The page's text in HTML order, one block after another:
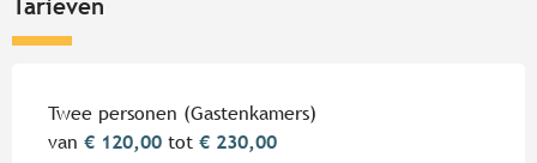
Tarieven
Tarieven 2026
Twee personen (Gastenkamers)
van € 120,00 tot € 230,00